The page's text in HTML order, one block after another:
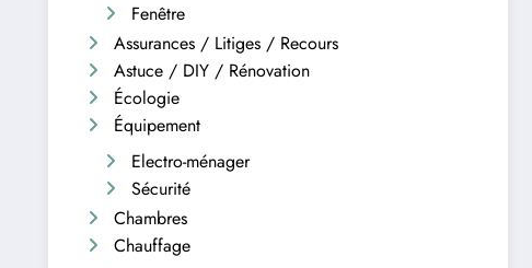
Fenêtre
Assurances / Litiges / Recours
Astuce / DIY / Rénovation
Écologie
Équipement
Electro-ménager
Sécurité
Chambres
Chauffage